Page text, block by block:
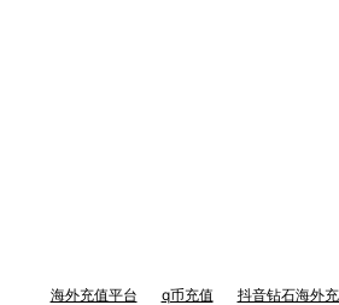
海外充值平台 q币充值
抖音钻石海外